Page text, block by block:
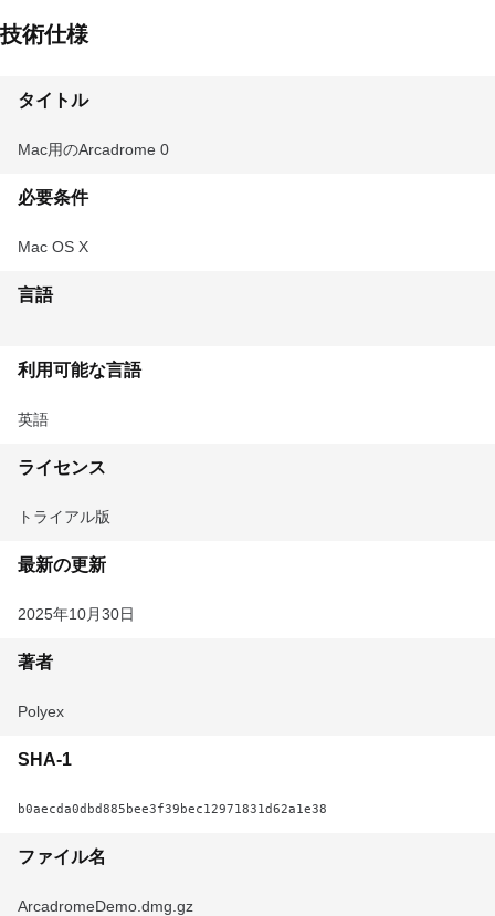
技術仕様
タイトル
Mac用のArcadrome 0
必要条件
Mac OS X
言語
利用可能な言語
英語
ライセンス
トライアル版
最新の更新
2025年10月30日
著者
Polyex
SHA-1
b0aecda0dbd885bee3f39bec12971831d62a1e38
ファイル名
ArcadromeDemo.dmg.gz